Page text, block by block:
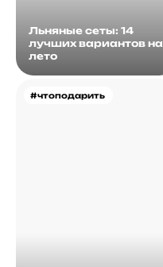
Льняные сеты: 14
лучших вариантов на
лето
#чтоподарить